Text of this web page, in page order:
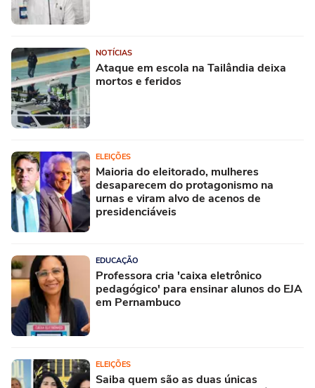
NOTÍCIAS
Ataque em escola na Tailândia deixa
mortos e feridos
ELEIÇÕES
Maioria do eleitorado, mulheres
desaparecem do protagonismo na
urnas e viram alvo de acenos de
presidenciáveis
EDUCAÇÃO
Professora cria 'caixa eletrônico
pedagógico' para ensinar alunos do EJA
em Pernambuco
ELEIÇÕES
Saiba quem são as duas únicas